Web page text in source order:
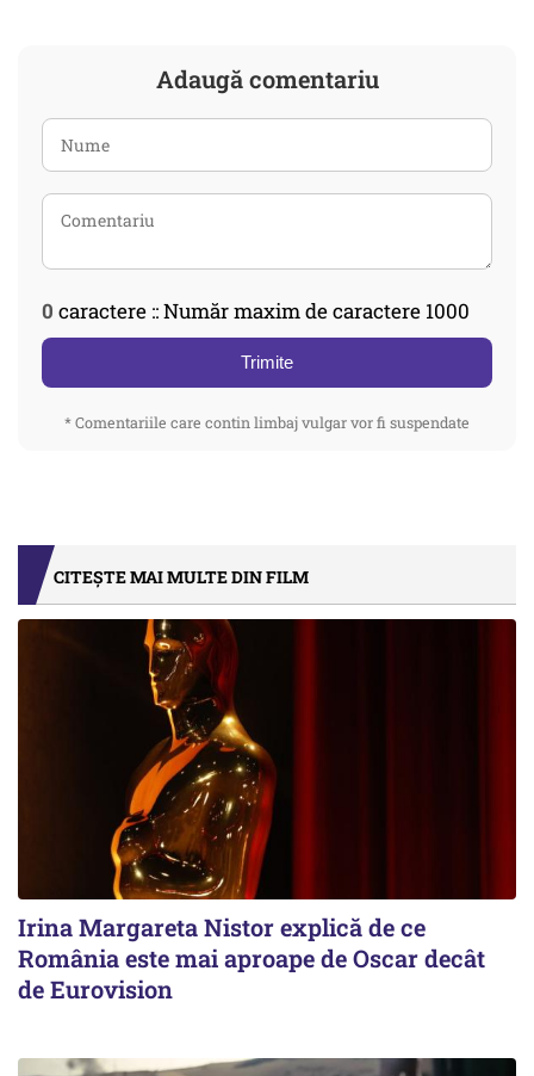
Adaugă comentariu
0 caractere :: Număr maxim de caractere 1000
Trimite
* Comentariile care contin limbaj vulgar vor fi suspendate
CITEȘTE MAI MULTE DIN FILM
Irina Margareta Nistor explică de ce
România este mai aproape de Oscar decât
de Eurovision